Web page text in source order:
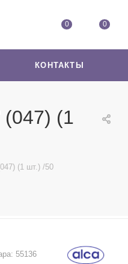
0 0
КОНТАКТЫ
(047) (1
(1 шт.) /50
55136